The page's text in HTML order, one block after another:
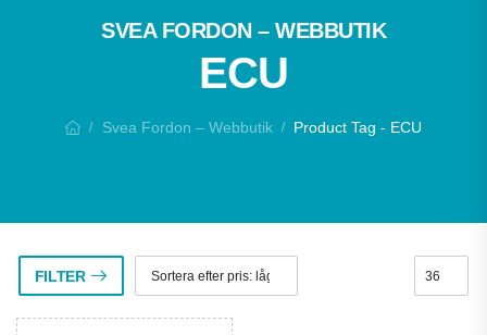
SVEA FORDON – WEBBUTIK
ECU
/ Svea Fordon – Webbutik / Product Tag - ECU
FILTER